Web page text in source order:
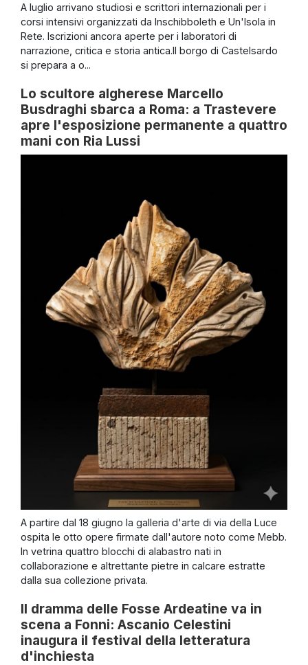
A luglio arrivano studiosi e scrittori internazionali per i
corsi intensivi organizzati da Inschibboleth e Un'Isola in
Rete. Iscrizioni ancora aperte per i laboratori di
narrazione, critica e storia antica.Il borgo di Castelsardo
si prepara a o...
Lo scultore algherese Marcello
Busdraghi sbarca a Roma: a Trastevere
apre l'esposizione permanente a quattro
mani con Ria Lussi
A partire dal 18 giugno la galleria d'arte di via della Luce
ospita le otto opere firmate dall'autore noto come Mebb.
In vetrina quattro blocchi di alabastro nati in
collaborazione e altrettante pietre in calcare estratte
dalla sua collezione privata.
Il dramma delle Fosse Ardeatine va in
scena a Fonni: Ascanio Celestini
inaugura il festival della letteratura
d'inchiesta